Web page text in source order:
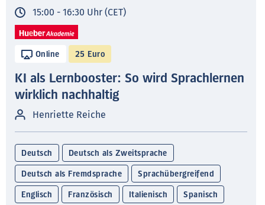
15:00 - 16:30 Uhr (CET)
Online 25 Euro
KI als Lernbooster: So wird Sprachlernen
wirklich nachhaltig
Henriette Reiche
Deutsch Deutsch als Zweitsprache
Deutsch als Fremdsprache Sprachübergreifend
Englisch Französisch Italienisch Spanisch